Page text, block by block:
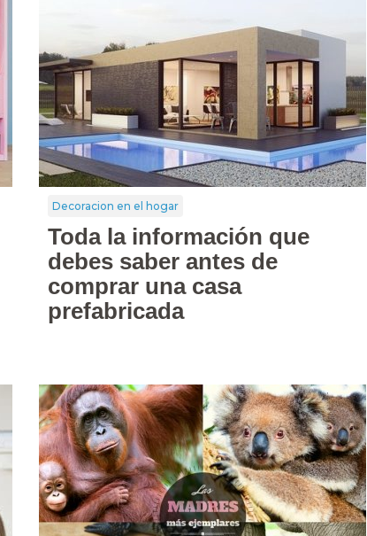
Decoracion en el hogar
Toda la información que
debes saber antes de
comprar una casa
prefabricada